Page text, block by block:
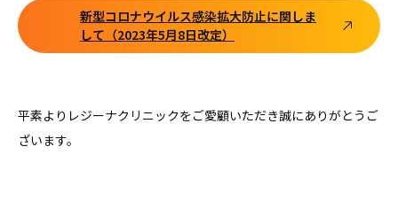
クリニック一覧
CLINIC LIST
採用情報
新型コロナウイルス感染拡大防止に関しま
して （2023年5月8日改定）
平素よりレジーナクリニックをご愛顧いただき誠にありがとうご
ざいます。